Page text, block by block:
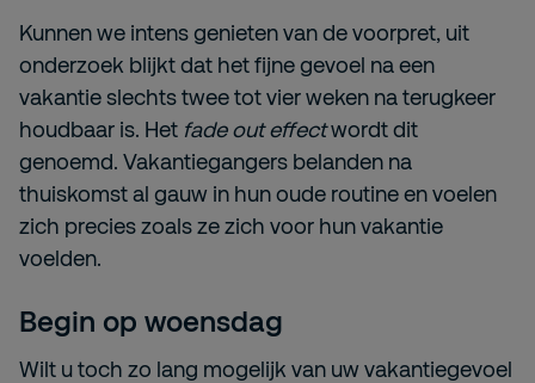
Kunnen we intens genieten van de voorpret, uit
onderzoek blijkt dat het fijne gevoel na een
vakantie slechts twee tot vier weken na terugkeer
houdbaar is. Het fade out effectwordt dit
genoemd. Vakantiegangers belanden na
thuiskomst al gauw in hun oude routine en voelen
zich precies zoals ze zich voor hun vakantie
voelden.
Begin op woensdag
Wilt u toch zo lang mogelijk van uw vakantiegevoel